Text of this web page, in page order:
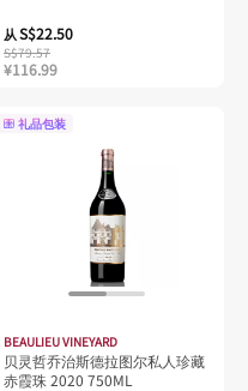
从S$22.50
S$79.57
¥116.99
礼品包装
BEAULIEU VINEYARD
贝灵哲乔治斯德拉图尔私人珍藏
赤霞珠 2020 750ML